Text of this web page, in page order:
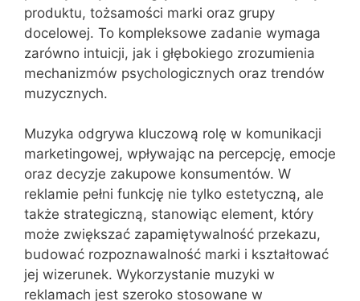
produktu, tożsamości marki oraz grupy
docelowej. To kompleksowe zadanie wymaga
zarówno intuicji, jak i głębokiego zrozumienia
mechanizmów psychologicznych oraz trendów
muzycznych.
Muzyka odgrywa kluczową rolę w komunikacji
marketingowej, wpływając na percepcję, emocje
oraz decyzje zakupowe konsumentów. W
reklamie pełni funkcję nie tylko estetyczną, ale
także strategiczną, stanowiąc element, który
może zwiększać zapamiętywalność przekazu,
budować rozpoznawalność marki i kształtować
jej wizerunek. Wykorzystanie muzyki w
reklamach jest szeroko stosowane w